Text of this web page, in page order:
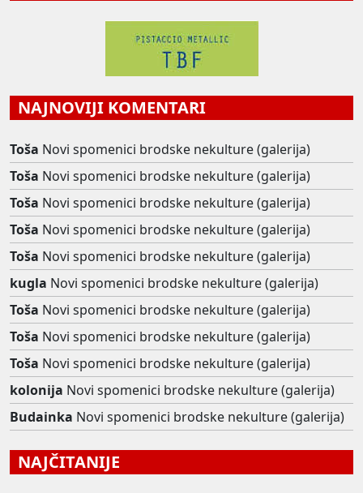
NAJNOVIJI KOMENTARI
Toša Novi spomenici brodske nekulture (galerija)
Toša Novi spomenici brodske nekulture (galerija)
Toša Novi spomenici brodske nekulture (galerija)
Toša Novi spomenici brodske nekulture (galerija)
Toša Novi spomenici brodske nekulture (galerija)
kugla Novi spomenici brodske nekulture (galerija)
Toša Novi spomenici brodske nekulture (galerija)
Toša Novi spomenici brodske nekulture (galerija)
Toša Novi spomenici brodske nekulture (galerija)
kolonija Novi spomenici brodske nekulture (galerija)
Budainka Novi spomenici brodske nekulture (galerija)
NAJČITANIJE